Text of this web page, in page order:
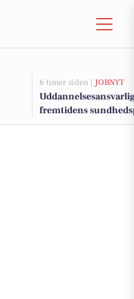
6 timer siden | JOBNYT
fremtidens
Samsø